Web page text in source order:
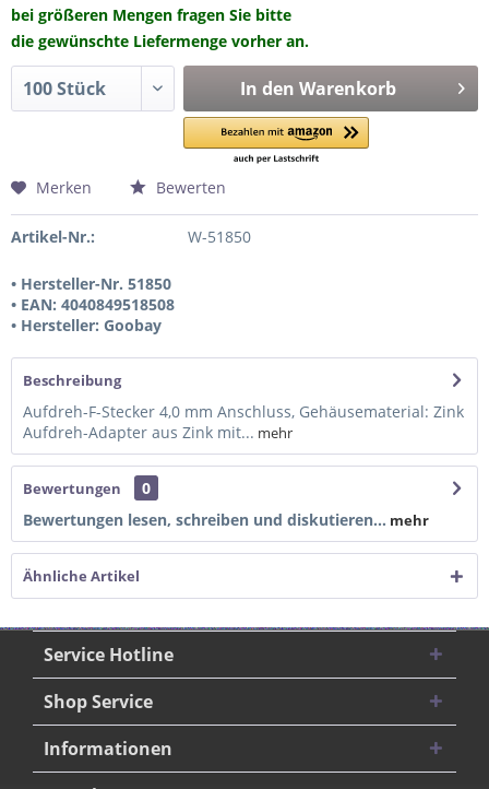
bei größeren Mengen fragen Sie bitte
die gewünschte Liefermenge vorher an.
In den Warenkorb
Merken Bewerten
Artikel-Nr.: W-51850
• Hersteller-Nr. 51850
• EAN: 4040849518508
• Hersteller: Goobay
Beschreibung
Aufdreh-F-Stecker 4,0 mm Anschluss, Gehäusematerial: Zink
Aufdreh-Adapter aus Zink mit... mehr
Bewertungen
0
Bewertungen lesen, schreiben und diskutieren... mehr
Ähnliche Artikel
Service Hotline
Shop Service
Informationen